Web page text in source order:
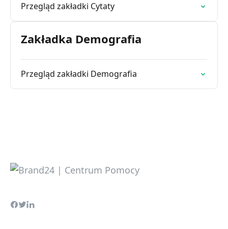
Przegląd zakładki Cytaty
Zakładka Demografia
Przegląd zakładki Demografia